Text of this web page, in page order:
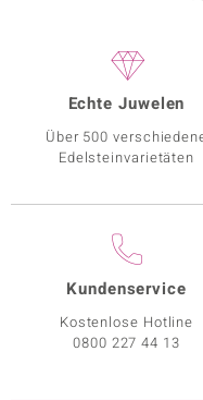
Echte Juwelen
Über 500
Edelsteinvarietäten
Kundenservice
Kostenlose Hotline
0800 227 44 13